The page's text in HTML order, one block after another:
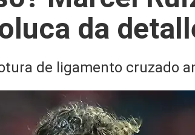
da
de ligamento cruzado